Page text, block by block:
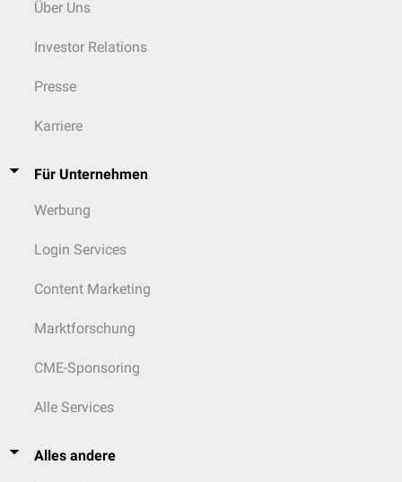
Über Uns
Investor Relations
Presse
Karriere
Für Unternehmen
Werbung
Login Services
Content Marketing
Marktforschung
CME-Sponsoring
Alle Services
Alles andere